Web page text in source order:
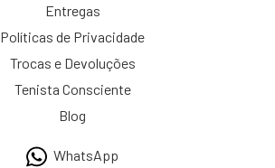
Entregas
Políticas de Privacidade
Trocas e Devoluções
Tenista Consciente
Blog
WhatsApp